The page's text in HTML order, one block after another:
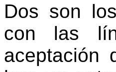
Dos son
con las
aceptación